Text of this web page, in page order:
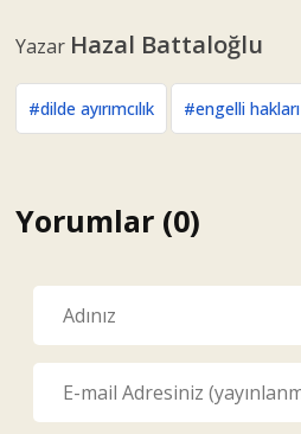
Yazar Hazal Battaloğlu
#dilde ayırımcılık #engelli hakları
Yorumlar (0)